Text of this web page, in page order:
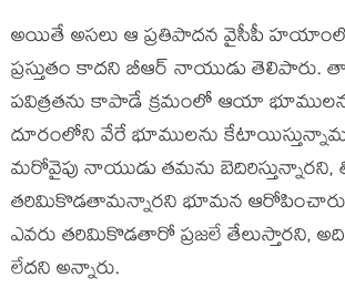
అయితే అసలు ఆ ప్రతిపాదన వైసీపీ
ప్రస్తుతం కాదని బీఆర్ నాయుడు తెలిపారు.
పవిత్రతను కాపాడే క్రమంలో ఆయా
దూరంలోని వేరే భూములను
మరోవైపు నాయుడు తమను బెదిరిస్తున్నారని,
తరిమికొడతామన్నారని భూమన
ఎవరు తరిమికొడతారో ప్రజలే తేలుస్తారని, అది
లేదని అన్నారు.